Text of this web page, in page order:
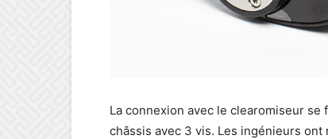
La connexion avec le clearomiseur se
châssis avec 3 vis. Les ingénieurs